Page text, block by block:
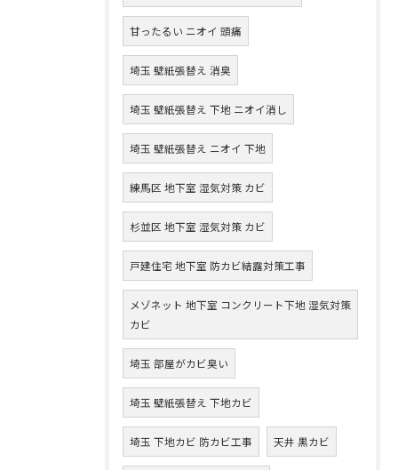
甘ったるい ニオイ 頭痛
埼玉 壁紙張替え 消臭
埼玉 壁紙張替え 下地 ニオイ消し
埼玉 壁紙張替え ニオイ 下地
練馬区 地下室 湿気対策 カビ
杉並区 地下室 湿気対策 カビ
戸建住宅 地下室 防カビ結露対策工事
メゾネット 地下室 コンクリート下地 湿気対策
カビ
埼玉 部屋がカビ臭い
埼玉 壁紙張替え 下地カビ
埼玉 下地カビ 防カビ工事 天井 黒カビ